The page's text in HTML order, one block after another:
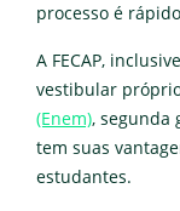
processo é
A FECAP,
vestibular
(Enem), segunda
tem suas
estudantes.